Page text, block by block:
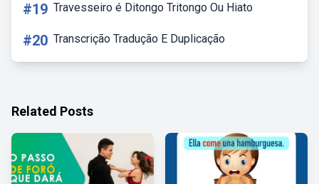
#19 Travesseiro é Ditongo Tritongo Ou Hiato
#20 Transcrição Tradução E Duplicação
Related Posts